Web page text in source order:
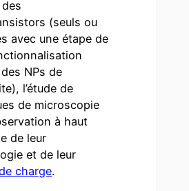
(seuls ou
avec une étape de
NPs de
l’étude de
de microscopie
à haut
de leur
et de leur
charge.